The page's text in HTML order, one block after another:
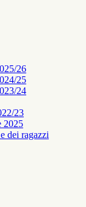
26
25
24
23
2025
dei ragazzi